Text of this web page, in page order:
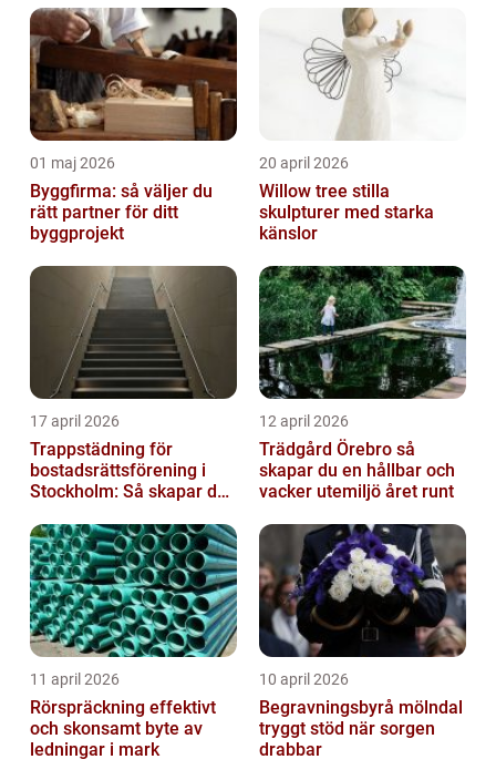
01 maj 2026
Byggfirma: så väljer du
rätt partner för ditt
byggprojekt
20 april 2026
Willow tree stilla
skulpturer med starka
känslor
17 april 2026
Trappstädning för
bostadsrättsförening i
Stockholm: Så skapar du
trapphus...
12 april 2026
Trädgård Örebro så
skapar du en hållbar och
vacker utemiljö året runt
11 april 2026
Rörspräckning effektivt
och skonsamt byte av
ledningar i mark
10 april 2026
Begravningsbyrå mölndal
tryggt stöd när sorgen
drabbar